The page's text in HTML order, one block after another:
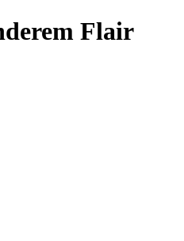
Flair